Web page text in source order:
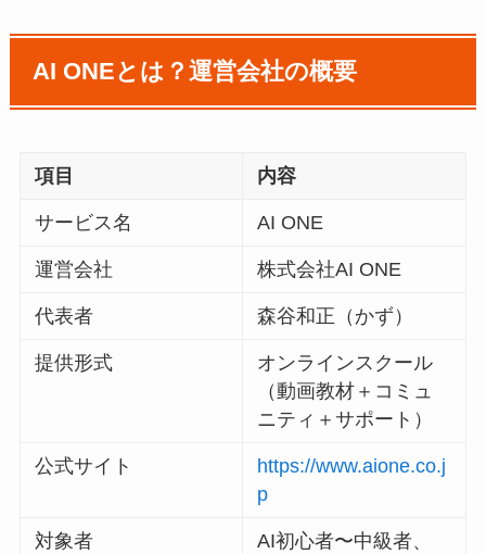
AI ONEとは？運営会社の概要
項目 内容
サービス名 AI ONE
運営会社 株式会社AI ONE
代表者 森谷和正（かず）
提供形式
オンラインスクール
（動画教材＋コミュ
ニティ＋サポート）
公式サイト
https://www.aione.co.j
p
対象者
AI初心者〜中級者、